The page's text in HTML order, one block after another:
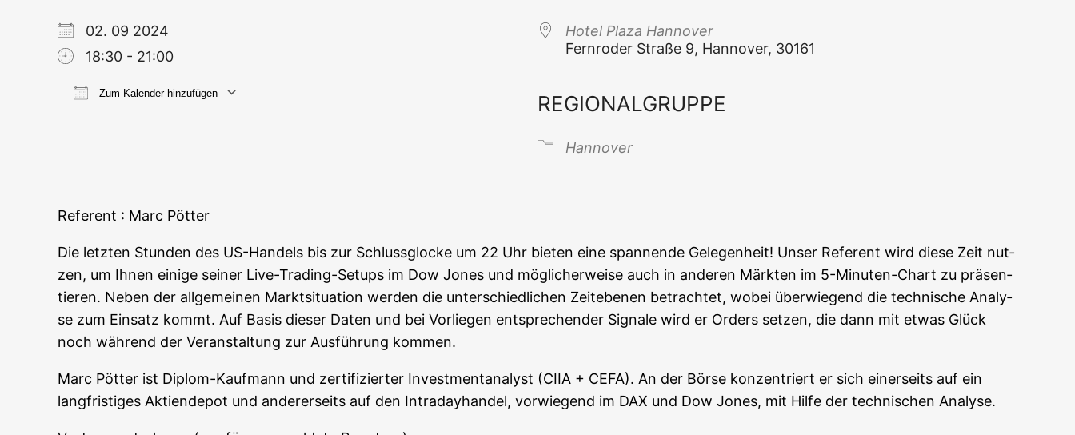
02. 09 2024
18:30 - 21:00
Zum Kalender hinzufügen
Hotel Pla­za Hannover
Fern­ro­der Stra­ße 9, Han­no­ver, 30161
REGIONALGRUPPE
Han­no­ver
Refe­rent : Marc Pötter
Die letz­ten Stun­den des US-Han­dels bis zur Schluss­glo­cke um 22 Uhr bie­ten eine span­nen­de Gele­gen­heit! Unser Refe­rent wird die­se Zeit nut­
zen, um Ihnen eini­ge sei­ner Live-Tra­ding-Set­ups im Dow Jones und mög­li­cher­wei­se auch in ande­ren Märk­ten im 5-Minu­ten-Chart zu prä­sen­
tie­ren. Neben der all­ge­mei­nen Markt­si­tua­ti­on wer­den die unter­schied­li­chen Zeit­ebe­nen betrach­tet, wobei über­wie­gend die tech­ni­sche Ana­ly­
se zum Ein­satz kommt. Auf Basis die­ser Daten und bei Vor­lie­gen ent­spre­chen­der Signa­le wird er Orders set­zen, die dann mit etwas Glück
noch wäh­rend der Ver­an­stal­tung zur Aus­füh­rung kommen.
Marc Pöt­ter ist Diplom-Kauf­mann und zer­ti­fi­zier­ter Invest­ment­ana­lyst (CIIA + CEFA). An der Bör­se kon­zen­triert er sich einer­seits auf ein
lang­fris­ti­ges Akti­en­de­pot und ande­rer­seits auf den Intra­day­han­del, vor­wie­gend im DAX und Dow Jones, mit Hil­fe der tech­ni­schen Analyse.